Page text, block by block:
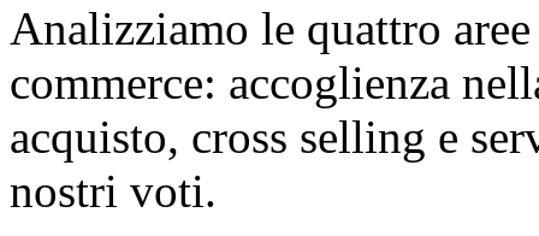
Analizziamo le quattro
commerce: accoglienza
acquisto, cross selling e
nostri voti.